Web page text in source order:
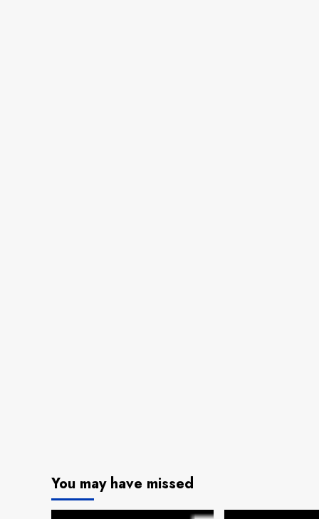
You may have missed